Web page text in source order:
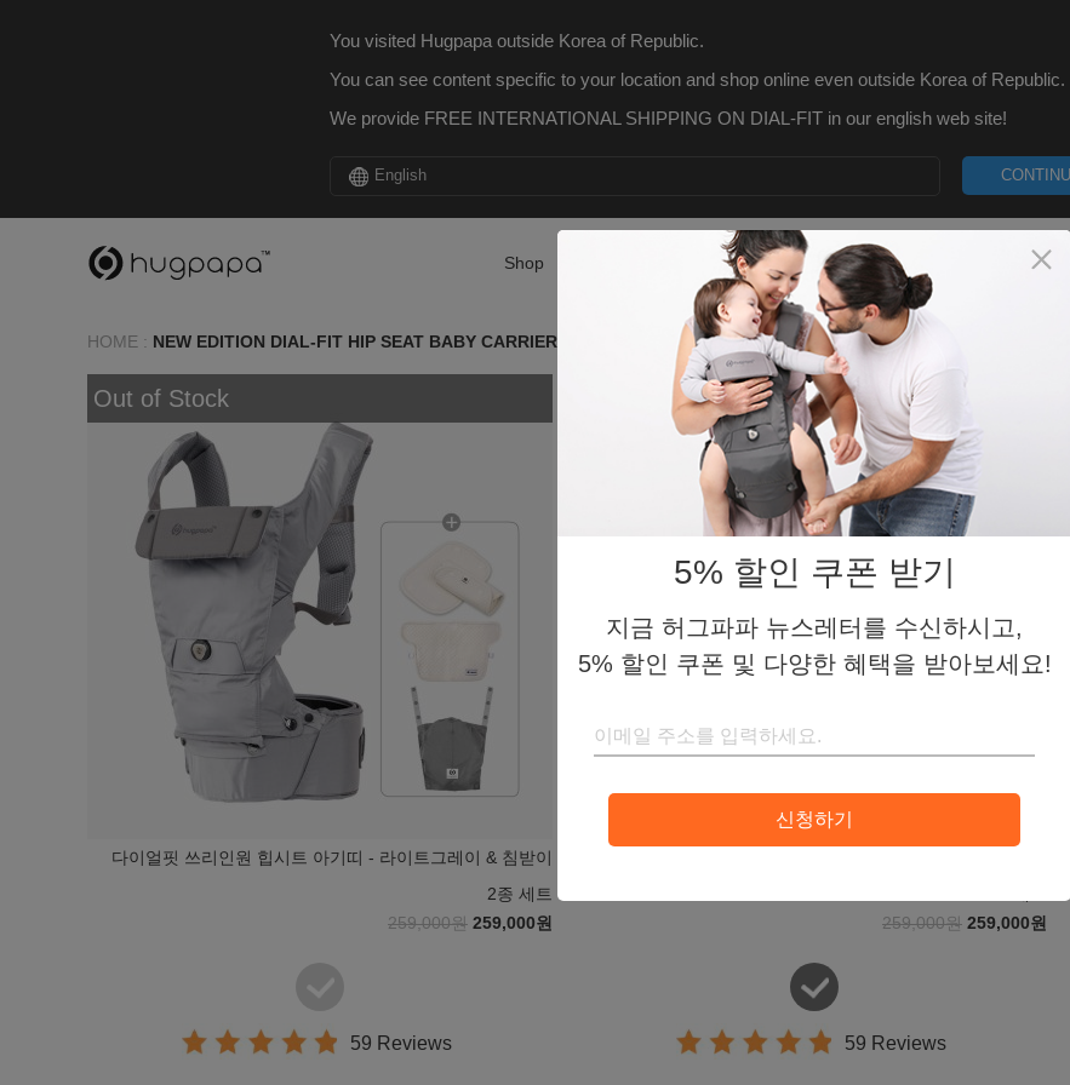
You visited Hugpapa outside Korea of Republic.
You can see content specific to your location and shop online even outside Korea of Republic.
We provide FREE INTERNATIONAL SHIPPING ON DIAL-FIT in our english web site!
English
Shop Blog Customer Care
HOME : NEW EDITION DIAL-FIT HIP SEAT BABY CARRIERS
Out of Stock
다이얼핏 쓰리인원 힙시트 아기띠 - 라이트그레이 & 침받이
2종 세트
259,000원 259,000원
59 Reviews
Out of Stock
259,000원 259,000원
59 Reviews
5% 할인 쿠폰 받기
지금 허그파파 뉴스레터를 수신하시고,
5% 할인 쿠폰 및 다양한 혜택을 받아보세요!
신청하기